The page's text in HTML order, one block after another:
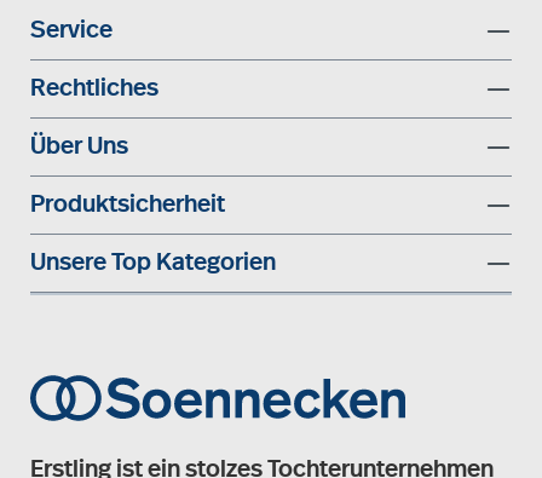
Service
Rechtliches
Über Uns
Produktsicherheit
Unsere Top Kategorien
Erstling ist ein stolzes Tochterunternehmen